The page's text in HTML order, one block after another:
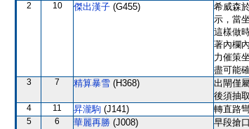
2 10 傑出漢子 (G455)
希威森
示，當
這樣做
著內欄
力催策
盡可能
3 7 精算暴雪 (H368)
出閘僅
後須抽
4 11 昇瀧駒 (J141) 轉直路
5 6 華麗再勝 (J008)
早段搶